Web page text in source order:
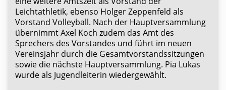
Leichtathletik, ebenso Holger Zeppenfeld als
Vorstand Volleyball. Nach der Hauptversammlung
übernimmt Axel Koch zudem das Amt des
Sprechers des Vorstandes und führt im neuen
Vereinsjahr durch die Gesamtvorstandssitzungen
sowie die nächste Hauptversammlung. Pia Lukas
wurde als Jugendleiterin wiedergewählt.